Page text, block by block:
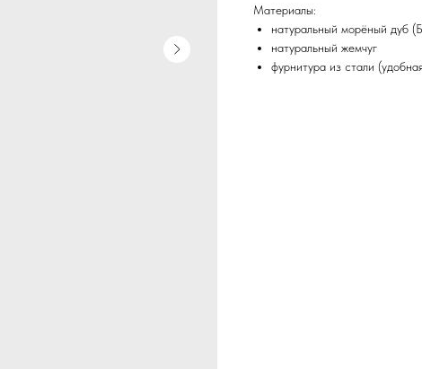
Материалы:
натуральный морёный дуб
натуральный жемчуг
фурнитура из стали